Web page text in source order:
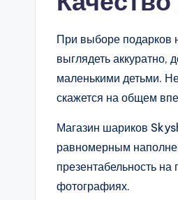
При выборе подарков
выглядеть
маленькими детьми.
скажется на общем
Магазин шариков
равномерным
презентабельность
фотографиях.